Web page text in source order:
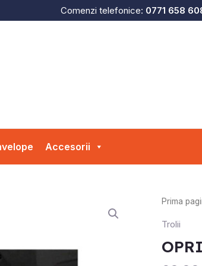
Comenzi telefonice: 0771 658
Accesorii
Prima
Trolii
Cantitate
CABLU
TROLIU